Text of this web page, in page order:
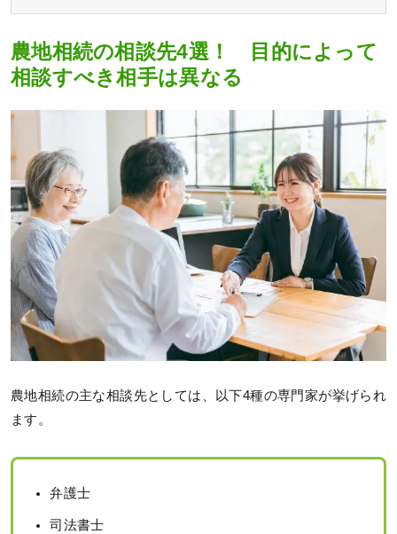
農地相続の相談先4選！ 目的によって
相談すべき相手は異なる
農地相続の主な相談先としては、以下4種の専門家が挙げられ
ます。
弁護士
司法書士